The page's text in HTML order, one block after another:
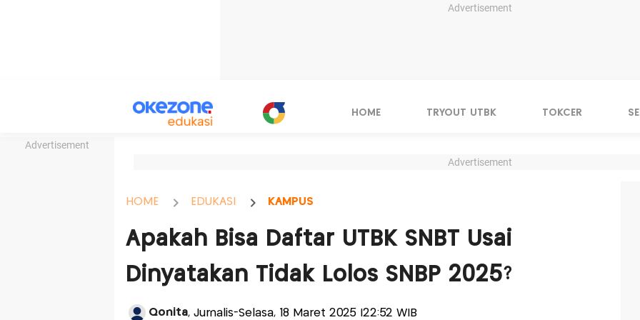
Advertisement
Advertisement
HOME TRYOUT UTBK TOKCER
Advertisement
HOME EDUKASI KAMPUS
Apakah Bisa Daftar UTBK SNBT Usai
Dinyatakan Tidak Lolos SNBP 2025?
Qonita, Jurnalis-Selasa, 18 Maret 2025 |22:52 WIB